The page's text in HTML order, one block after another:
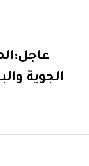
الجوية